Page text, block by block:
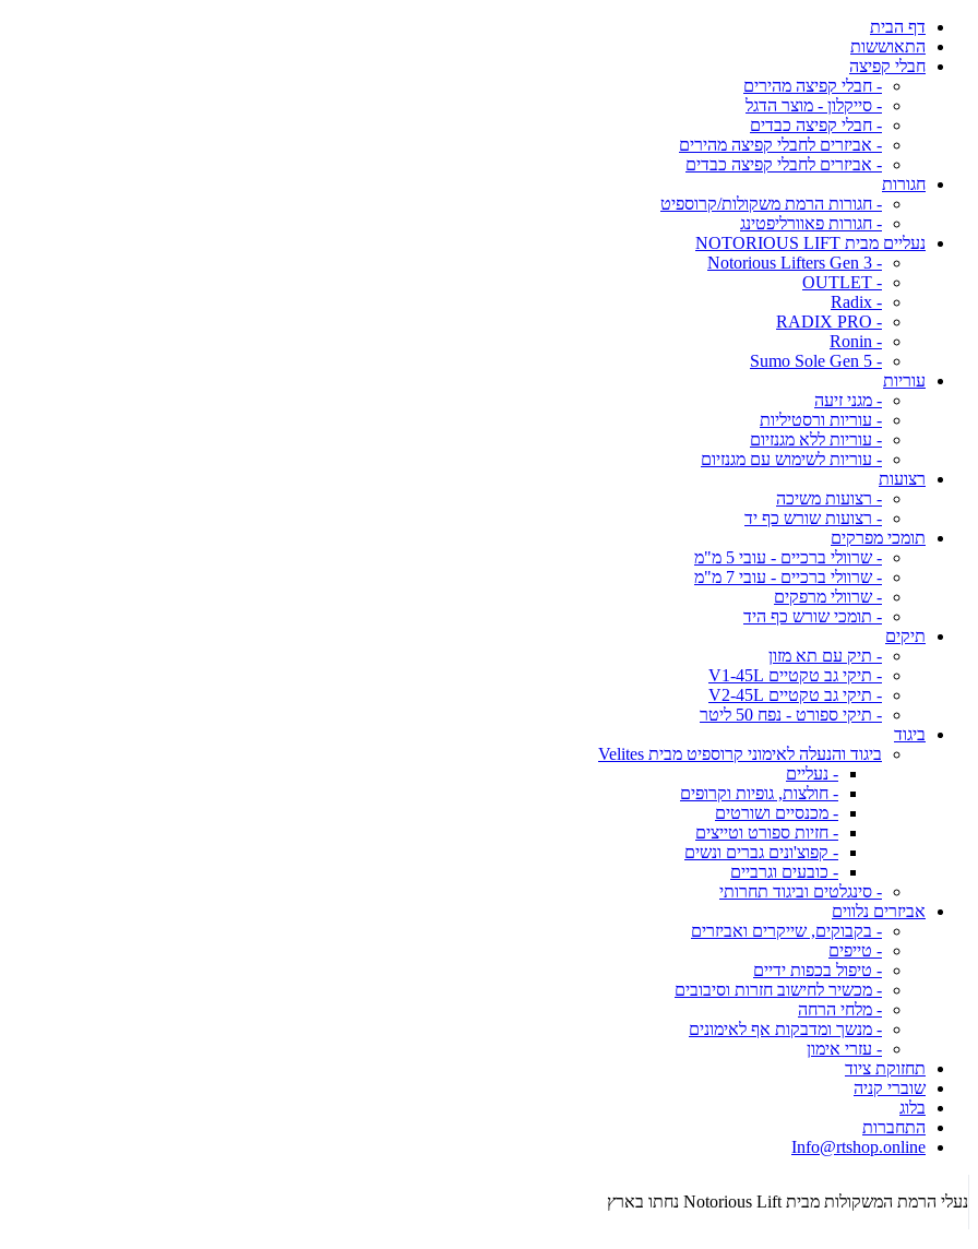
דף הבית
התאוששות
חבלי קפיצה
- חבלי קפיצה מהירים
- סייקלון - מוצר הדגל
- חבלי קפיצה כבדים
- אביזרים לחבלי קפיצה מהירים
- אביזרים לחבלי קפיצה כבדים
חגורות
- חגורות הרמת משקולות/קרוספיט
- חגורות פאוורליפטינג
נעליים מבית NOTORIOUS LIFT
- Notorious Lifters Gen 3
- OUTLET
- Radix
- RADIX PRO
- Ronin
- Sumo Sole Gen 5
עוריות
- מגני זיעה
- עוריות ורסטיליות
- עוריות ללא מגנזיום
- עוריות לשימוש עם מגנזיום
רצועות
- רצועות משיכה
- רצועות שורש כף יד
תומכי מפרקים
- שרוולי ברכיים - עובי 5 מ"מ
- שרוולי ברכיים - עובי 7 מ"מ
- שרוולי מרפקים
- תומכי שורש כף היד
תיקים
- תיק עם תא מזון
- תיקי גב טקטיים V1-45L
- תיקי גב טקטיים V2-45L
- תיקי ספורט - נפח 50 ליטר
ביגוד
ביגוד והנעלה לאימוני קרוספיט מבית Velites
- נעליים
- חולצות, גופיות וקרופים
- מכנסיים ושורטים
- חזיות ספורט וטייצים
- קפוצ'ונים גברים ונשים
- כובעים וגרביים
- סינגלטים וביגוד תחרותי
אביזרים נלווים
- בקבוקים, שייקרים ואביזרים
- טייפים
- טיפול בכפות ידיים
- מכשיר לחישוב חזרות וסיבובים
- מלחי הרחה
- מנשך ומדבקות אף לאימונים
- עזרי אימון
תחזוקת ציוד
שוברי קניה
בלוג
התחברות
Info@rtshop.online
נעלי הרמת המשקולות מבית Notorious Lift נחתו בארץ